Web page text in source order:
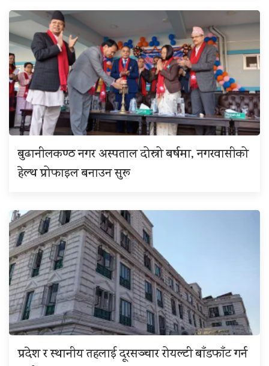
बुढानीलकण्ठ नगर अस्पताल दोस्रो बर्षमा, नगरवासीको
हेल्थ प्रोफाइल बनाउन सुरू
प्रदेश र स्थानीय तहलाई दूरसञ्चार रोयल्टी बाँडफाँट गर्न